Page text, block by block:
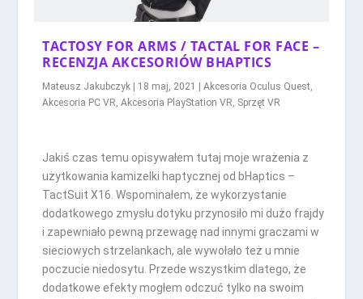
TACTOSY FOR ARMS / TACTAL FOR FACE –
RECENZJA AKCESORIÓW BHAPTICS
Mateusz Jakubczyk | 18 maj, 2021 |Akcesoria Oculus Quest
Akcesoria PC VR ,Akcesoria PlayStation VR Sprzęt VR
Jakiś czas temu opisywałem tutaj moje wrażenia z
użytkowania kamizelki haptycznej od bHaptics –
TactSuit X16. Wspominałem, że wykorzystanie
dodatkowego zmysłu dotyku przynosiło mi dużo frajdy
i zapewniało pewną przewagę nad innymi graczami w
sieciowych strzelankach, ale wywołało też u mnie
poczucie niedosytu. Przede wszystkim dlatego, że
dodatkowe efekty mogłem odczuć tylko na swoim